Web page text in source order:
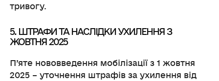
тривогу.
5. ШТРАФИ ТА НАСЛІДКИ УХИЛЕННЯ З
ЖОВТНЯ 2025
П’яте нововведення мобілізації з 1 жовтня
2025 – уточнення штрафів за ухилення від